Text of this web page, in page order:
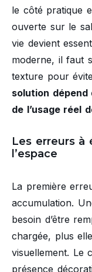
le côté pratique
ouverte sur le
vie devient
moderne, il faut
texture pour
solution dépend
de l’usage réel
Les erreurs à
l’espace
La première
accumulation.
besoin d’être
chargée, plus
visuellement. Le
présence